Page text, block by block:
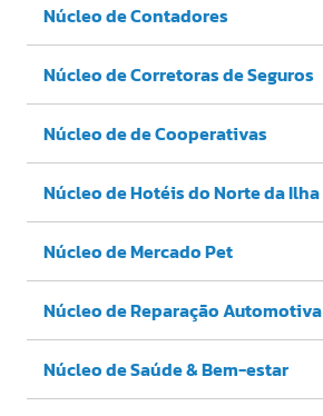
Núcleo de Contadores
Núcleo de Corretoras de Seguros
Núcleo de de Cooperativas
Núcleo de Hotéis do Norte da Ilha
Núcleo de Mercado Pet
Núcleo de Reparação Automotiva
Núcleo de Saúde & Bem-estar